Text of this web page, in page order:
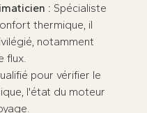
: Spécialiste
thermique, il
notamment
flux.
pour vérifier le
l'état du moteur